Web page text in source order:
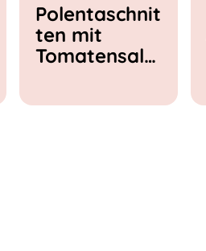
Polentaschnit
ten mit
Tomatensala